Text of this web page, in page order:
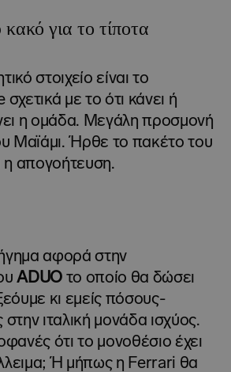
για το τίποτα
στοιχείο είναι το
με το ότι κάνει ή
η ομάδα. Μεγάλη προσμονή
Μαϊάμι. Ήρθε το πακέτο του
η απογοήτευση.
αφορά στην
ADUO το οποίο θα δώσει
κι εμείς πόσους-
ιταλική μονάδα ισχύος.
ότι το μονοθέσιο έχει
Ή μήπως η Ferrari θα